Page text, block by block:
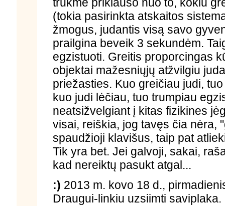
(tokia pasirinkta atskaitos
žmogus, judantis visą savo
prailgina beveik 3 sekundėm.
egzistuoti. Greitis proporcingas
objektai mažesniųjų atžvilgiu
priežasties. Kuo greičiau judi,
kuo judi lėčiau, tuo trumpiau
neatsižvelgiant į kitas fizikines
visai, reiškia, jog tavęs čia nėra,
spaudžioji klavišus, taip pat
Tik yra bet. Jei galvoji, sakai,
kad nereiktų pasukt atgal...
:) 2013 m. kovo 18 d.,
Draugui-linkiu uzsiimti saviplaka.